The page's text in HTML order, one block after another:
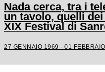
Nada cerca, tra i
un tavolo, quelli
XIX Festival di
27 GENNAIO 1969 - 01